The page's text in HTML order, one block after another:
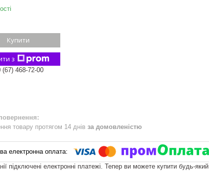
Купити
з
(67) 468-72-00
товару протягом 14 днів за домовленістю
підключені електронні платежі. Тепер ви можете купити будь-